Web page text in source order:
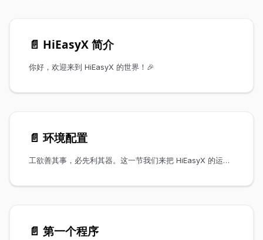
📄️ HiEasyX 简介
你好，欢迎来到 HiEasyX 的世界！🎉
📄️ 环境配置
工欲善其事，必先利其器。这一节我们来把 HiEasyX 的运行环境搭建好。整个过程并不复杂，跟着步骤来就行。
📄️ 第一个程序